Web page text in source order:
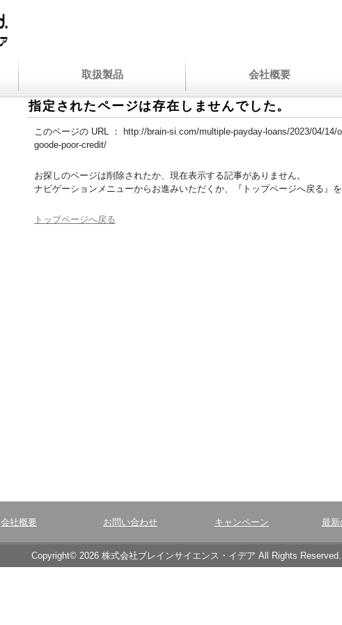
取扱製品 会社概要
指定されたページは存在しませんでした。
このページの URL ：
http://brain-si.com/multiple-payday-loans/2023/04/14/
goode-poor-credit/
お探しのページは削除されたか、現在表示する記事がありません。
ナビゲーションメニューからお進みいただくか、『トップページへ戻る』を
トップページへ戻る
会社概要 お問い合わせ キャンペーン 最新
Copyright© 2026 株式会社ブレインサイエンス・イデア All Rights Reserved.